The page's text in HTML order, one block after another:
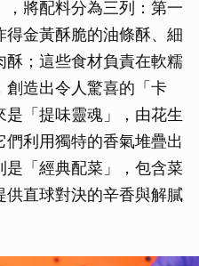
將配料分為三列：第一
金黃酥脆的油條酥、細
；這些食材負責在軟糯
創造出令人驚喜的「卡
「提味靈魂」，由花生
利用獨特的香氣堆疊出
「經典配菜」，包含菜
供直球對決的辛香與解膩